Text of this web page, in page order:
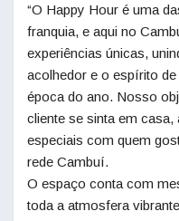
“O Happy Hour é uma
franquia, e aqui no
experiências únicas,
acolhedor e o espírito
época do ano. Nosso
cliente se sinta em
especiais com quem
rede Cambuí.
O espaço conta com
toda a atmosfera